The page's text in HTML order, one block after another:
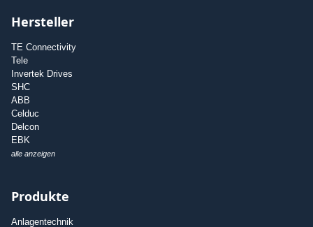
Hersteller
TE Connectivity
Tele
Invertek Drives
SHC
ABB
Celduc
Delcon
EBK
alle anzeigen
Produkte
Anlagentechnik